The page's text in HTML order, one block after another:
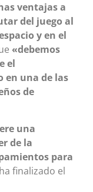
ventajas a
del juego al
y en el
«debemos
el
en una de las
de
una
de la
para
ha finalizado el